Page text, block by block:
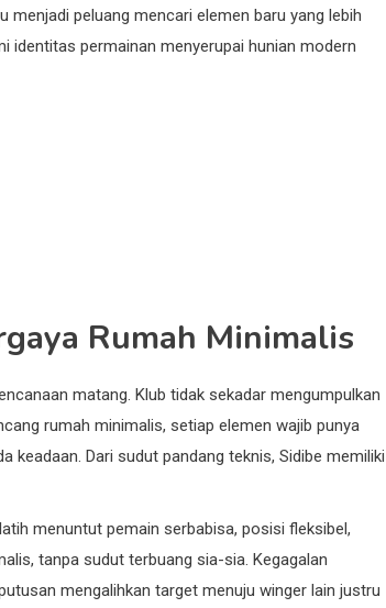
peluang mencari elemen baru yang lebih
identitas permainan menyerupai hunian modern
Rumah Minimalis
matang. Klub tidak sekadar mengumpulkan
rumah minimalis, setiap elemen wajib punya
keadaan. Dari sudut pandang teknis, Sidibe memiliki
menuntut pemain serbabisa, posisi fleksibel,
tanpa sudut terbuang sia-sia. Kegagalan
mengalihkan target menuju winger lain justru